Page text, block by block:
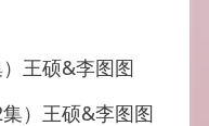
王硕&李图图
）王硕&李图图